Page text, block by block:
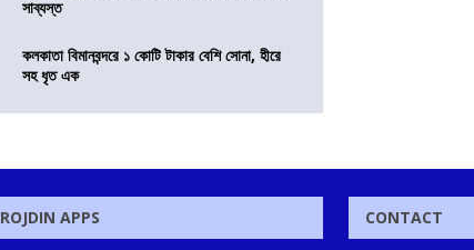
সাব্যস্ত
কলকাতা বিমানবন্দরে ১ কোটি টাকার বেশি সোনা, হীরে
সহ ধৃত এক
ROJDIN APPS CONTACT